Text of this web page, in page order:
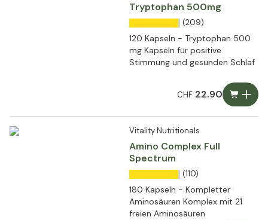
Tryptophan 500mg
(209)
120 Kapseln - Tryptophan 500
mg Kapseln für positive
Stimmung und gesunden Schlaf
CHF22.90
Vitality Nutritionals
Amino Complex Full
Spectrum
(110)
180 Kapseln - Kompletter
Aminosäuren Komplex mit 21
freien Aminosäuren